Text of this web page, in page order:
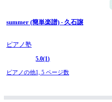
summer (簡単楽譜) - 久石譲
ピアノ塾
5.0(1)
ピアノの他1, 5 ページ数